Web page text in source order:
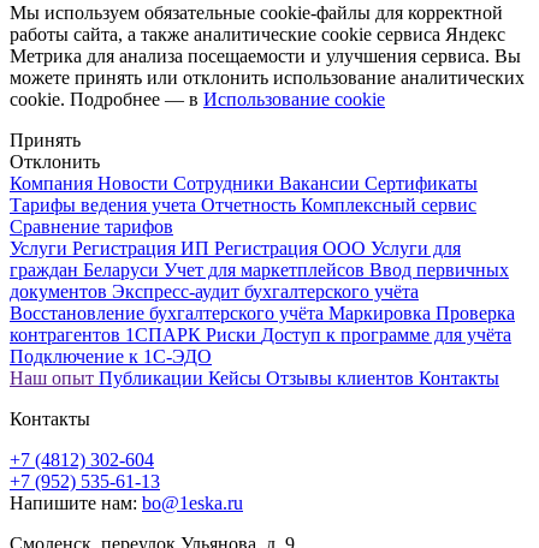
Мы используем обязательные cookie-файлы для корректной
работы сайта, а также аналитические cookie сервиса Яндекс
Метрика для анализа посещаемости и улучшения сервиса. Вы
можете принять или отклонить использование аналитических
cookie. Подробнее — в Использование cookie
Принять
Отклонить
Компания Новости Сотрудники Вакансии Сертификаты
Тарифы ведения учета Отчетность Комплексный сервис
Сравнение тарифов
Услуги Регистрация ИП Регистрация ООО Услуги для
граждан Беларуси Учет для маркетплейсов Ввод первичных
документов Экспресс-аудит бухгалтерского учёта
Восстановление бухгалтерского учёта Маркировка Проверка
контрагентов 1СПАРК Риски Доступ к программе для учёта
Подключение к 1С-ЭДО
Наш опыт Публикации Кейсы Отзывы клиентов Контакты
Контакты
+7 (4812) 302-604
+7 (952) 535-61-13
Напишите нам: bo@1eska.ru